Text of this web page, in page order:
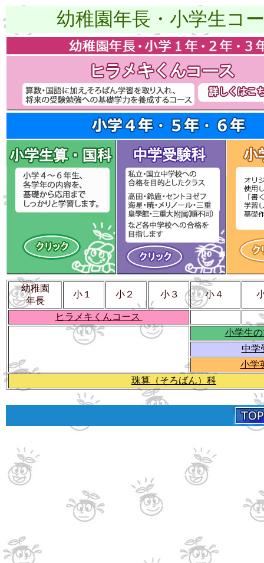
幼稚園年長・小学生コ
幼稚園
年長
小１ 小２ 小３ 小４
ヒラメキくんコース
小学生
中学
小学
珠算（そろばん）科